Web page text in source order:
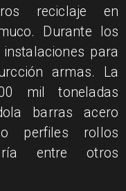
reciclaje en
Durante los
para
armas. La
mil toneladas
barras acero
perfiles rollos
entre otros